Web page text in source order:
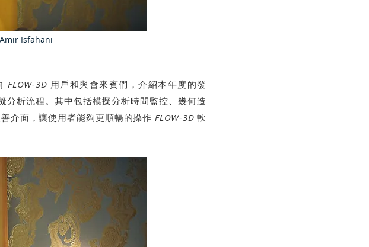
Amir Isfahani
FLOW-3D 用戶和與會來賓們，介紹本年度的發
析流程。其中包括模擬分析時間監控、幾何造
介面，讓使用者能夠更順暢的操作FLOW-3D軟